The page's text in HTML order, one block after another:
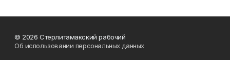
© 2026 Стерлитамакский рабочий
Об использовании персональных данных